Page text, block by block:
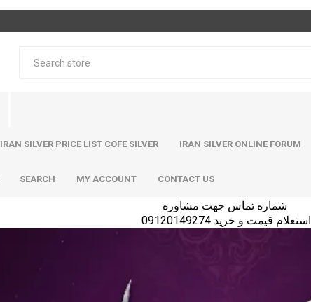
IRAN SILVER PRICE LIST COFE SILVER IRAN SILVER ONLINE FORUM
SEARCH MY ACCOUNT CONTACT US
استعلام قیمت و خرید 09120149274